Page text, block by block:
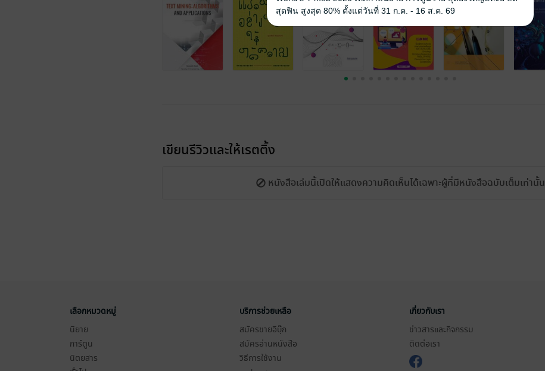
เขียนรีวิวและให้เรตติ้ง
หนังสือเล่มนี้เปิดให้แสดงความคิดเห็นได้เฉพาะผู้ที่มีหนังสือฉบับเต็มเท่านั้น
เลือกหมวดหมู่
นิยาย
การ์ตูน
นิตยสาร
บริการช่วยเหลือ
สมัครขายอีบุ๊ก
สมัครอ่านหนังสือ
วิธีการใช้งาน
เกี่ยวกับเรา
ข่าวสารและกิจกรรม
ติดต่อเรา
สุดฟิน สูงสุด 80% ตั้งแต่วันที่ 31 ก.ค. - 16 ส.ค. 69